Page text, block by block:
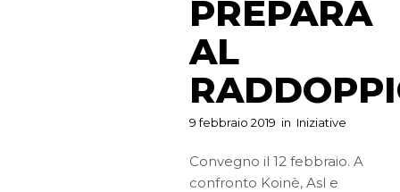
PREPARA
AL
9 febbraio 2019 in Iniziative
Convegno il 12 febbraio. A
confronto Koinè, Asl e